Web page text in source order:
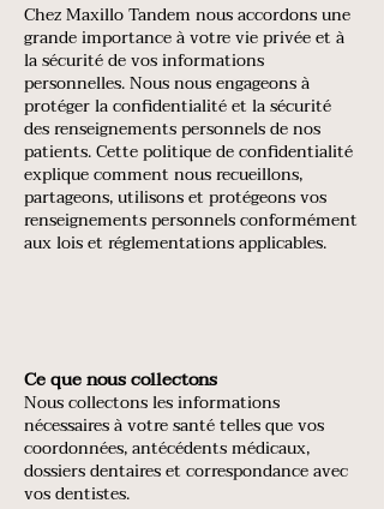
Chez Maxillo Tandem nous accordons une
grande importance à votre vie privée et à
la sécurité de vos informations
personnelles. Nous nous engageons à
protéger la confidentialité et la sécurité
des renseignements personnels de nos
patients. Cette politique de confidentialité
explique comment nous recueillons,
partageons, utilisons et protégeons vos
renseignements personnels conformément
aux lois et réglementations applicables.
Ce que nous collectons
Nous collectons les informations
nécessaires à votre santé telles que vos
coordonnées, antécédents médicaux,
dossiers dentaires et correspondance avec
vos dentistes.